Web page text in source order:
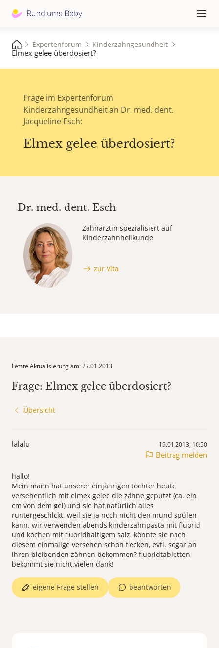
≡
Expertenforum Kinderzahngesundheit
Elmex gelee überdosiert?
Frage im Expertenforum
Kinderzahngesundheit an Dr. med. dent.
Jacqueline Esch:
Elmex gelee überdosiert?
Dr. med. dent. Esch
Zahnärztin spezialisiert auf
Kinderzahnheilkunde
zur Vita
Letzte Aktualisierung am: 27.01.2013
Frage: Elmex gelee überdosiert?
Übersicht
lalalu 19.01.2013, 10:50
Beitrag melden
hallo!
Mein mann hat unserer einjährigen tochter heute
versehentlich mit elmex gelee die zähne geputzt (ca. ein
cm von dem gel) und sie hat natürlich alles
runtergeschlckt, weil sie ja noch nicht den mund spülen
kann. wir verwenden abends kinderzahnpasta mit fluorid
und kochen mit fluoridhaltigem salz. könnte sie nach
diesem einmalige versehen schon flecken, evtl. sogar an
ihren bleibenden zähnen bekommen? fluoridtabletten
bekommt sie nicht.vielen dank!
beantworten
eigene Frage stellen